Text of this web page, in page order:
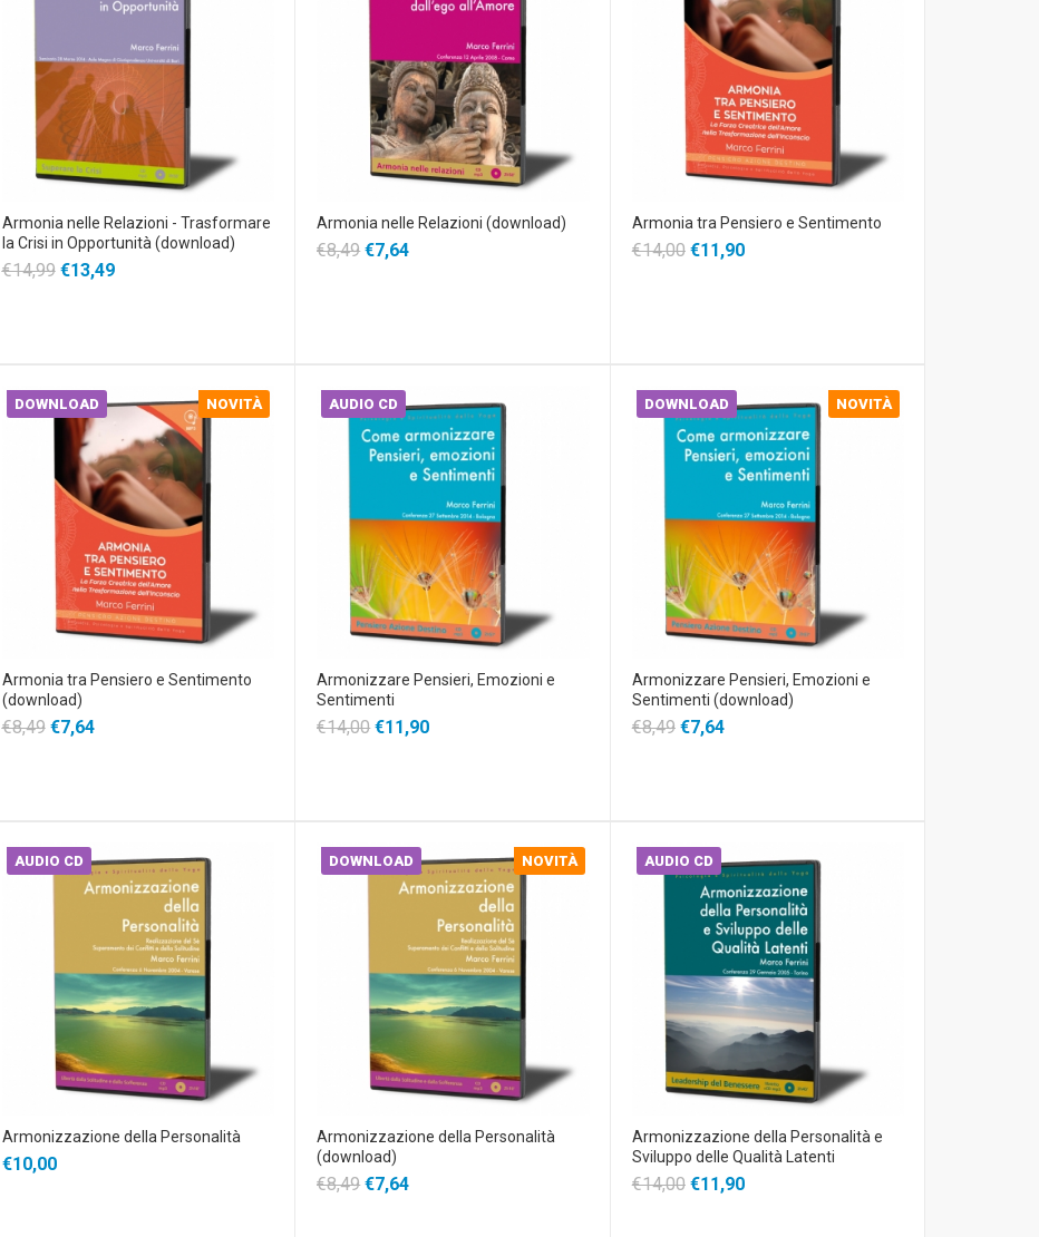
Armonia nelle Relazioni - Trasformare
la Crisi in Opportunità (download)
€14,99 €13,49
Armonia nelle Relazioni (download)
€8,49 €7,64
Armonia tra Pensiero e Sentimento
€14,00 €11,90
DOWNLOAD NOVITÀ
Armonia tra Pensiero e Sentimento
(download)
€8,49 €7,64
AUDIO CD
Armonizzare Pensieri, Emozioni e
Sentimenti
€14,00 €11,90
DOWNLOAD NOVITÀ
Armonizzare Pensieri, Emozioni e
Sentimenti (download)
€8,49 €7,64
AUDIO CD
Armonizzazione della Personalità
€10,00
DOWNLOAD NOVITÀ
Armonizzazione della Personalità
(download)
€8,49 €7,64
AUDIO CD
Armonizzazione della Personalità e
Sviluppo delle Qualità Latenti
€14,00 €11,90